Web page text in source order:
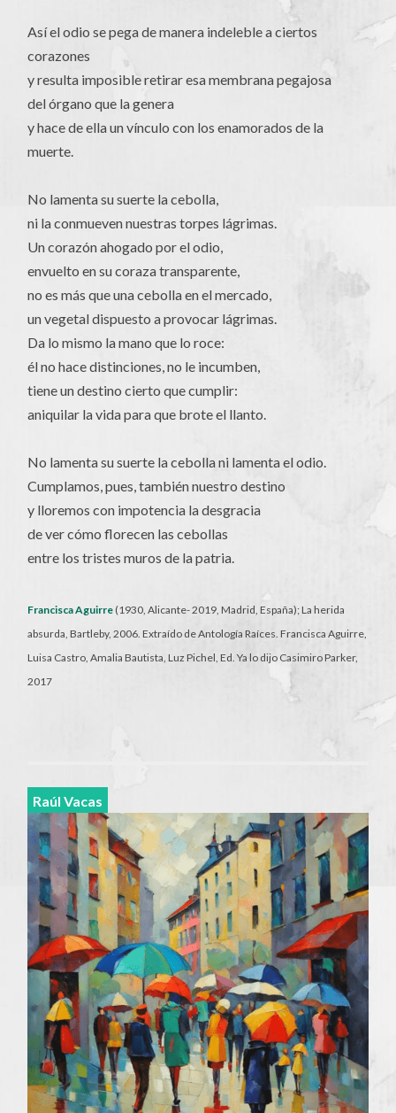
Así el odio se pega de manera indeleble a ciertos
corazones
y resulta imposible retirar esa membrana pegajosa
del órgano que la genera
y hace de ella un vínculo con los enamorados de la
muerte.
No lamenta su suerte la cebolla,
ni la conmueven nuestras torpes lágrimas.
Un corazón ahogado por el odio,
envuelto en su coraza transparente,
no es más que una cebolla en el mercado,
un vegetal dispuesto a provocar lágrimas.
Da lo mismo la mano que lo roce:
él no hace distinciones, no le incumben,
tiene un destino cierto que cumplir:
aniquilar la vida para que brote el llanto.
No lamenta su suerte la cebolla ni lamenta el odio.
Cumplamos, pues, también nuestro destino
y lloremos con impotencia la desgracia
de ver cómo florecen las cebollas
entre los tristes muros de la patria.
Francisca Aguirre (1930, Alicante- 2019, Madrid, España); La herida
absurda, Bartleby, 2006. Extraído de Antología Raíces. Francisca Aguirre,
Luisa Castro, Amalia Bautista, Luz Pichel, Ed. Ya lo dijo Casimiro Parker,
2017
Raúl Vacas